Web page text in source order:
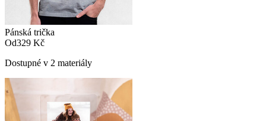
Pánská trička
Od329 Kč
Dostupné v 2 materiály